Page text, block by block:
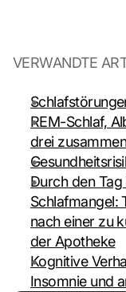
VERWANDTE
REM-Schlaf,
drei
Durch den
Schlafmangel:
nach einer zu
der Apotheke
Kognitive
Insomnie und
e
t
o
G
o
o
g
l
e
a
n
d
c